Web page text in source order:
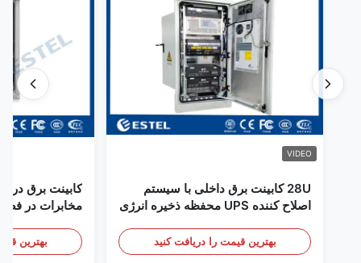
VIDEO
28U کابینت برق داخلی با سیستم
اصلاح کننده UPS محفظه ذخیره انرژی
بهترین قیمت را دریافت کنید
کابینت برق در
مخابرات در
بهترین